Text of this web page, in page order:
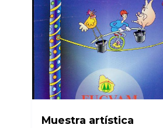
Muestra artística